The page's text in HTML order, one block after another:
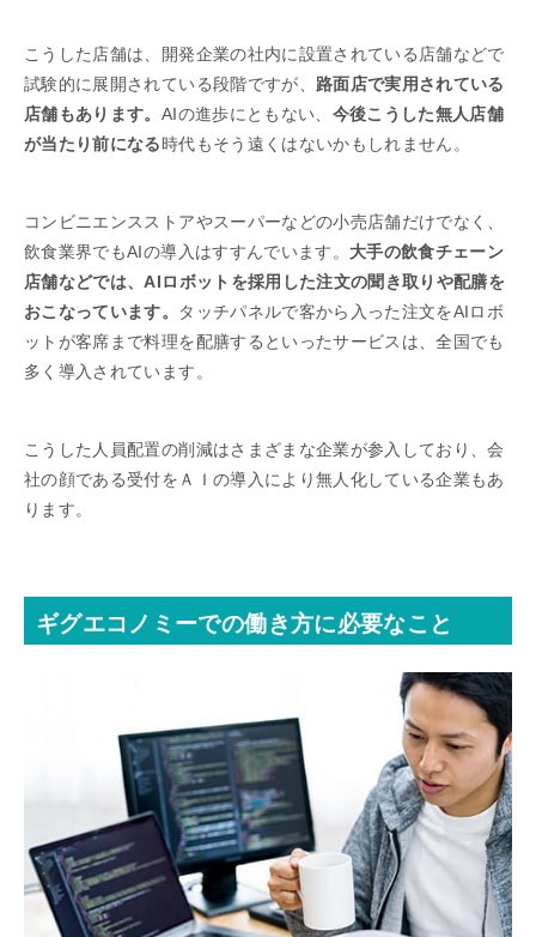
こうした店舗は、開発企業の社内に設置されている店舗などで
試験的に展開されている段階ですが、 路面店で実用されている
店舗もあります。 AIの進歩にともない、 今後こうした無人店舗
が当たり前になる時代もそう遠くはないかもしれません。
コンビニエンスストアやスーパーなどの小売店舗だけでなく、
飲食業界でもAIの導入はすすんでいます。 大手の飲食チェーン
店舗などでは、AIロボットを採用した注文の聞き取りや配膳を
おこなっています。
タッチパネルで客から入った注文をAIロボ
ットが客席まで料理を配膳するといったサービスは、全国でも
多く導入されています。
こうした人員配置の削減はさまざまな企業が参入しており、会
社の顔である受付をＡＩの導入により無人化している企業もあ
ります。
ギグエコノミーでの働き方に必要なこと